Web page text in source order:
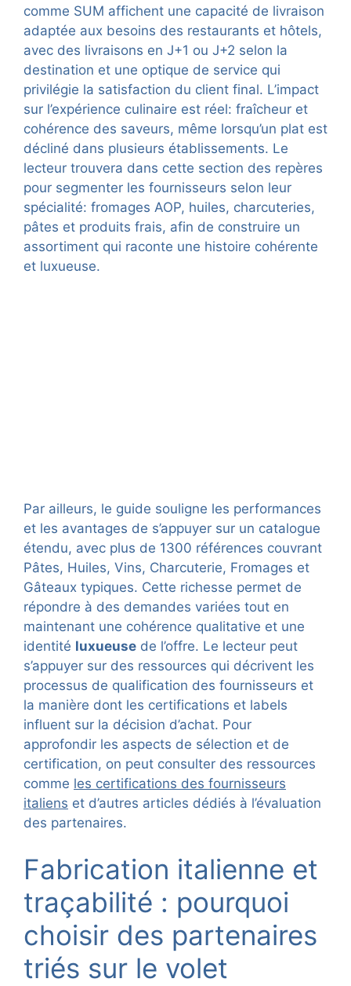
comme SUM affichent une capacité de livraison
adaptée aux besoins des restaurants et hôtels,
avec des livraisons en J+1 ou J+2 selon la
destination et une optique de service qui
privilégie la satisfaction du client final. L’impact
sur l’expérience culinaire est réel: fraîcheur et
cohérence des saveurs, même lorsqu’un plat est
décliné dans plusieurs établissements. Le
lecteur trouvera dans cette section des repères
pour segmenter les fournisseurs selon leur
spécialité: fromages AOP, huiles, charcuteries,
pâtes et produits frais, afin de construire un
assortiment qui raconte une histoire cohérente
et luxueuse.
Par ailleurs, le guide souligne les performances
et les avantages de s’appuyer sur un catalogue
étendu, avec plus de 1300 références couvrant
Pâtes, Huiles, Vins, Charcuterie, Fromages et
Gâteaux typiques. Cette richesse permet de
répondre à des demandes variées tout en
maintenant une cohérence qualitative et une
identité luxueuse de l’offre. Le lecteur peut
s’appuyer sur des ressources qui décrivent les
processus de qualification des fournisseurs et
la manière dont les certifications et labels
influent sur la décision d’achat. Pour
approfondir les aspects de sélection et de
certification, on peut consulter des ressources
comme les certifications des fournisseurs
italiens et d’autres articles dédiés à l’évaluation
des partenaires.
Fabrication italienne et
traçabilité : pourquoi
choisir des partenaires
triés sur le volet